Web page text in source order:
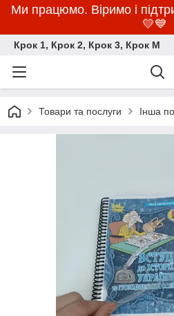
Ми працюмо. Віримо і
💛💙
Крок 1, Крок 2, Крок 3, Крок M
Товари та послуги Інша